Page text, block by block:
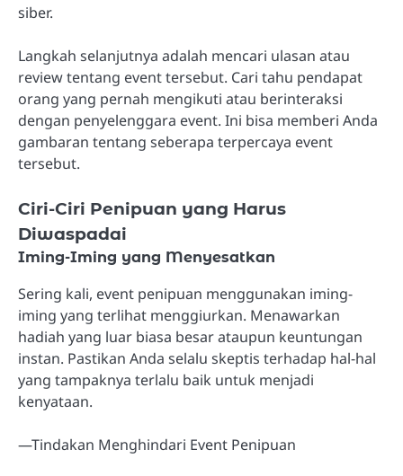
siber.
Langkah selanjutnya adalah mencari ulasan atau
review tentang event tersebut. Cari tahu pendapat
orang yang pernah mengikuti atau berinteraksi
dengan penyelenggara event. Ini bisa memberi Anda
gambaran tentang seberapa terpercaya event
tersebut.
Ciri-Ciri Penipuan yang Harus
Diwaspadai
Iming-Iming yang Menyesatkan
Sering kali, event penipuan menggunakan iming-
iming yang terlihat menggiurkan. Menawarkan
hadiah yang luar biasa besar ataupun keuntungan
instan. Pastikan Anda selalu skeptis terhadap hal-hal
yang tampaknya terlalu baik untuk menjadi
kenyataan.
—Tindakan Menghindari Event Penipuan